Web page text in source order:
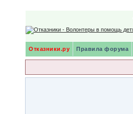
Отказники.ру Правила форума